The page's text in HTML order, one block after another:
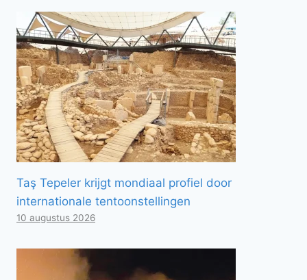
Taş Tepeler krijgt mondiaal profiel door
internationale tentoonstellingen
10 augustus 2026